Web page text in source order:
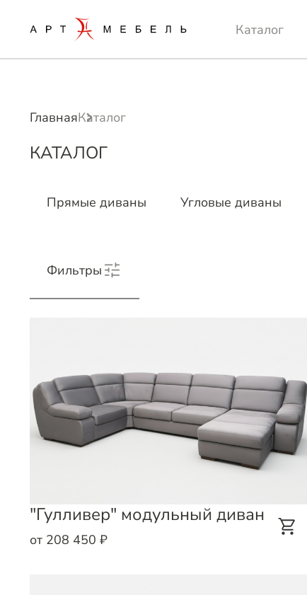
Каталог
ГлавнаяКаталог
КАТАЛОГ
Прямые диваны Угловые диваны
Фильтры
"Гулливер" модульный диван
от 208 450 ₽